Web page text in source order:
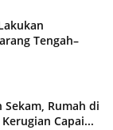
Tengah–
Rumah di
Capai...